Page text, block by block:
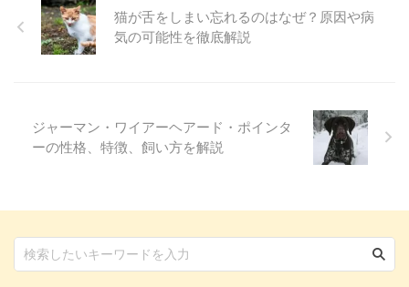
れぞれの特徴や性格、飼育のポイ
ントを詳しくご紹介します。 こ
れからチンチラを家族として迎え
猫が舌をしまい忘れるのはなぜ？原因や病
気の可能性を徹底解説
ジャーマン・ワイアーヘアード・ポインタ
ーの性格、特徴、飼い方を解説